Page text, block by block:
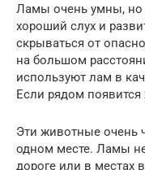
Ламы очень умны, но
хороший слух и
скрываться от
на большом
используют лам в
Если рядом появится
Эти животные очень
одном месте. Ламы
дороге или в местах